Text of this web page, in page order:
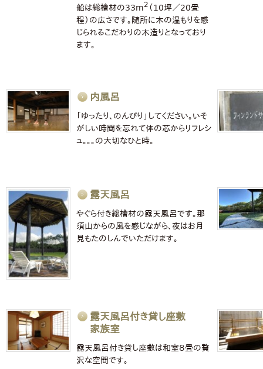
船は総檜材の33m2 （10坪／20畳
程）の広さです。随所に木の温もりを感
じられるこだわりの木造りとなっており
ます。
内風呂
「ゆったり、のんびり」してください。いそ
がしい時間を忘れて体の芯からリフレシ
ュ。。。の大切なひと時。
露天風呂
やぐら付き総檜材の露天風呂です。那
須山からの風を感じながら、夜はお月
見もたのしんでいただけます。
露天風呂付き貸し座敷
家族室
露天風呂付き貸し座敷は和室８畳の贅
沢な空間です。